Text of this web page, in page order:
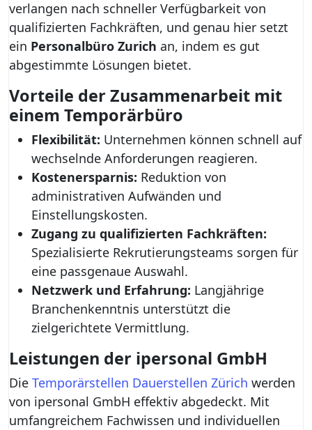
verlangen nach schneller Verfügbarkeit von
qualifizierten Fachkräften, und genau hier setzt
ein Personalbüro Zurich an, indem es gut
abgestimmte Lösungen bietet.
Vorteile der Zusammenarbeit mit
einem Temporärbüro
Flexibilität: Unternehmen können schnell auf
wechselnde Anforderungen reagieren.
Kostenersparnis: Reduktion von
administrativen Aufwänden und
Einstellungskosten.
Zugang zu qualifizierten Fachkräften:
Spezialisierte Rekrutierungsteams sorgen für
eine passgenaue Auswahl.
Netzwerk und Erfahrung: Langjährige
Branchenkenntnis unterstützt die
zielgerichtete Vermittlung.
Leistungen der ipersonal GmbH
Die Temporärstellen Dauerstellen Zürich werden
von ipersonal GmbH effektiv abgedeckt. Mit
umfangreichem Fachwissen und individuellen